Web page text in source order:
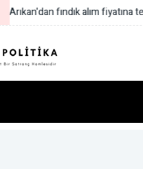
KEGM: Marmara Adası